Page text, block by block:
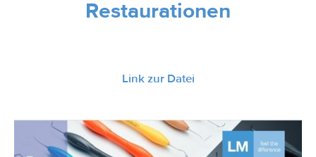
Restaurationen
Link zur Datei